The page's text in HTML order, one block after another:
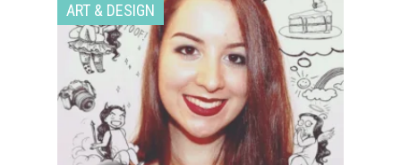
ART & DESIGN